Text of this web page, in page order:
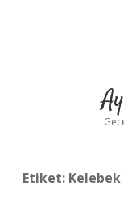
Etiket: